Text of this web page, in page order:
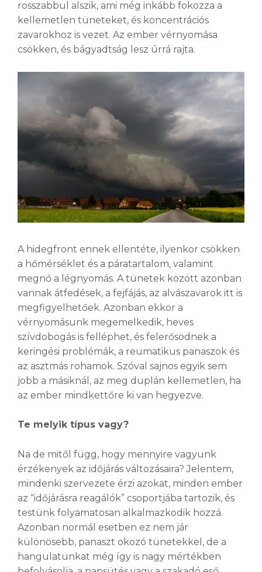
rosszabbul alszik, ami még inkább fokozza a
kellemetlen tüneteket, és koncentrációs
zavarokhoz is vezet. Az ember vérnyomása
csökken, és bágyadtság lesz úrrá rajta.
A hidegfront ennek ellentéte, ilyenkor csökken
a hőmérséklet és a páratartalom, valamint
megnő a légnyomás. A tünetek között azonban
vannak átfedések, a fejfájás, az alvászavarok itt is
megfigyelhetőek. Azonban ekkor a
vérnyomásunk megemelkedik, heves
szívdobogás is felléphet, és felerősödnek a
keringési problémák, a reumatikus panaszok és
az asztmás rohamok. Szóval sajnos egyik sem
jobb a másiknál, az meg duplán kellemetlen, ha
az ember mindkettőre ki van hegyezve.
Te melyik típus vagy?
Na de mitől függ, hogy mennyire vagyunk
érzékenyek az időjárás változásaira? Jelentem,
mindenki szervezete érzi azokat, minden ember
az “időjárásra reagálók” csoportjába tartozik, és
testünk folyamatosan alkalmazkodik hozzá.
Azonban normál esetben ez nem jár
különösebb, panaszt okozó tünetekkel, de a
hangulatunkat még így is nagy mértékben